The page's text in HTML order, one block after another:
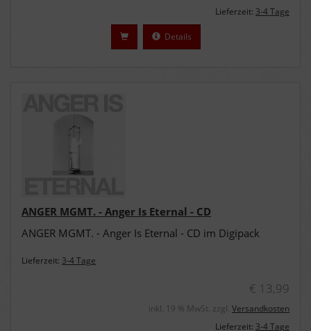
Lieferzeit: 3-4 Tage
Details
ANGER MGMT. - Anger Is Eternal - CD
ANGER MGMT. - Anger Is Eternal - CD im Digipack
Lieferzeit: 3-4 Tage
€ 13,99
inkl. 19 % MwSt. zzgl. Versandkosten
Lieferzeit: 3-4 Tage